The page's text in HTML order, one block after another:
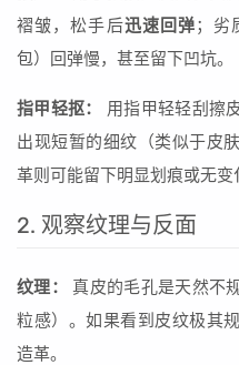
褶皱，松手后迅速回弹；劣
包）回弹慢，甚至留下凹坑。
指甲轻抠：
用指甲轻轻刮擦
出现短暂的细纹（类似于皮
革则可能留下明显划痕或无变
2. 观察纹理与反面
纹理：
真皮的毛孔是天然不
粒感）。如果看到皮纹极其
造革。